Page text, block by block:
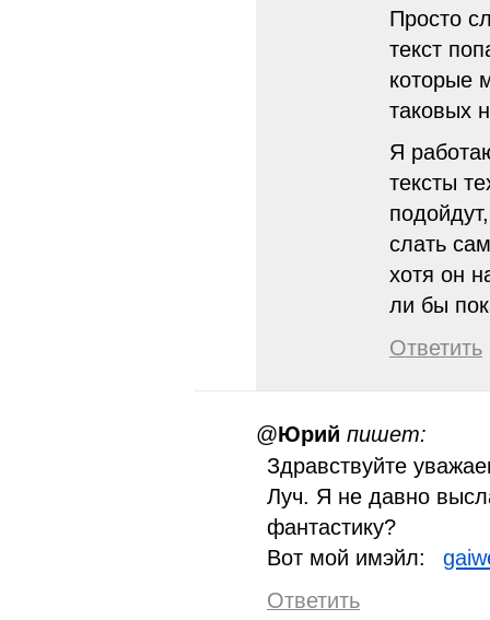
Просто
текст
которые
таковых
Я
тексты
слать
хотя он
ли бы
Ответить
@Юрий пишет:
Здравствуйте
Луч. Я не давно
фантастику?
Вот мой имэйл:
Ответить